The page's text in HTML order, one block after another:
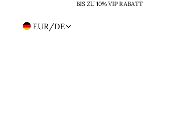
BIS ZU 10% VIP RABATT
EURRegion-
/DE